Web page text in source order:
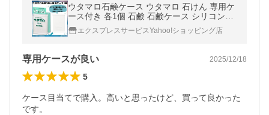
ウタマロ石鹸ケース ウタマロ 石けん 専用ケ
ース付き 各1個 石鹸 石鹸ケース シリコン製
ケース 洗剤 洗濯 ポイント利用
エクスプレスサービスYahoo!ショッピング店
専用ケースが良い 2025/12/18
5
ケース目当てで購入。高いと思ったけど、買って良かった
です。